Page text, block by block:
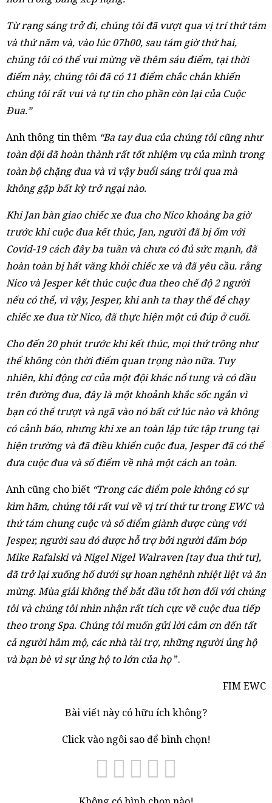
Từ rạng sáng trở đi, chúng tôi đã vượt qua vị trí thứ tám
và thứ năm và, vào lúc 07h00, sau tám giờ thứ hai,
chúng tôi có thể vui mừng về thêm sáu điểm, tại thời
điểm này, chúng tôi đã có 11 điểm chắc chắn khiến
chúng tôi rất vui và tự tin cho phần còn lại của Cuộc
Đua.”
Anh thông tin thêm “Ba tay đua của chúng tôi cũng như
toàn đội đã hoàn thành rất tốt nhiệm vụ của mình trong
toàn bộ chặng đua và vì vậy buổi sáng trôi qua mà
không gặp bất kỳ trở ngại nào.
Khi Jan bàn giao chiếc xe đua cho Nico khoảng ba giờ
trước khi cuộc đua kết thúc, Jan, người đã bị ốm với
Covid-19 cách đây ba tuần và chưa có đủ sức mạnh, đã
hoàn toàn bị hất văng khỏi chiếc xe và đã yêu cầu. rằng
Nico và Jesper kết thúc cuộc đua theo chế độ 2 người
nếu có thể, vì vậy, Jesper, khi anh ta thay thế để chạy
chiếc xe đua từ Nico, đã thực hiện một cú đúp ở cuối.
Cho đến 20 phút trước khi kết thúc, mọi thứ trông như
thể không còn thời điểm quan trọng nào nữa. Tuy
nhiên, khi động cơ của một đội khác nổ tung và có dầu
trên đường đua, đây là một khoảnh khắc sốc ngắn vì
bạn có thể trượt và ngã vào nó bất cứ lúc nào và không
có cảnh báo, nhưng khi xe an toàn lập tức tập trung tại
hiện trường và đã điều khiển cuộc đua, Jesper đã có thể
đưa cuộc đua và số điểm về nhà một cách an toàn.
Anh cũng cho biết “Trong các điểm pole không có sự
kìm hãm, chúng tôi rất vui về vị trí thứ tư trong EWC và
thứ tám chung cuộc và số điểm giành được cùng với
Jesper, người sau đó được hỗ trợ bởi người đấm bóp
Mike Rafalski và Nigel Nigel Walraven [tay đua thứ tư],
đã trở lại xuống hố dưới sự hoan nghênh nhiệt liệt và ăn
mừng. Mùa giải không thể bắt đầu tốt hơn đối với chúng
tôi và chúng tôi nhìn nhận rất tích cực về cuộc đua tiếp
theo trong Spa. Chúng tôi muốn gửi lời cảm ơn đến tất
cả người hâm mộ, các nhà tài trợ, những người ủng hộ
và bạn bè vì sự ủng hộ to lớn của họ”.
FIM EWC
Bài viết này có hữu ích không?
Click vào ngôi sao để bình chọn!